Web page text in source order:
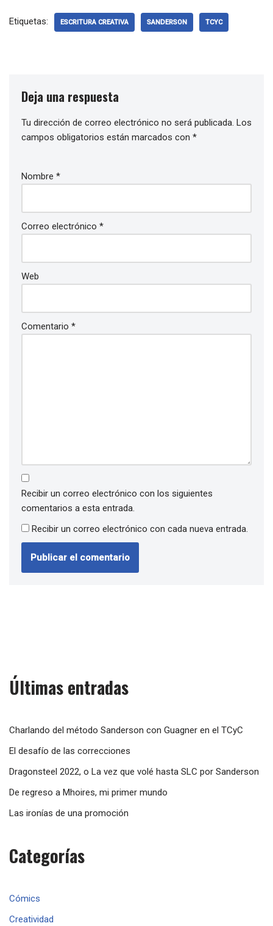
Etiquetas: ESCRITURA CREATIVA SANDERSON TCYC
Deja una respuesta
Tu dirección de correo electrónico no será publicada. Los
campos obligatorios están marcados con *
Nombre *
Correo electrónico *
Web
Comentario *
Recibir un correo electrónico con los siguientes
comentarios a esta entrada.
Recibir un correo electrónico con cada nueva entrada.
Últimas entradas
Charlando del método Sanderson con Guagner en el TCyC
El desafío de las correcciones
Dragonsteel 2022, o La vez que volé hasta SLC por Sanderson
De regreso a Mhoires, mi primer mundo
Las ironías de una promoción
Categorías
Cómics
Creatividad